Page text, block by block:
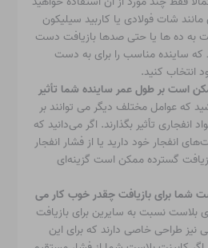
مانند شات فولادی یا کاربید سیلیکون
به ده ها یا حتی صدها بازیافت دست
که ساینده مناسب را برای به دست
انتخاب کنید.
است بر طول عمر ساینده شما تأثیر
که عوامل مختلف دیگر می توانند بر
انفجاری تأثیر بگذارند. اگر می‌دانید که
انفجار خود دارید یا از فشار انفجار
گسترده ممکن است گزینه‌ای
شما برای بازیافت چقدر خوب کار می
بلاست نسبت به سایرین برای بازیافت
طراحی خاصی دارند که برای این